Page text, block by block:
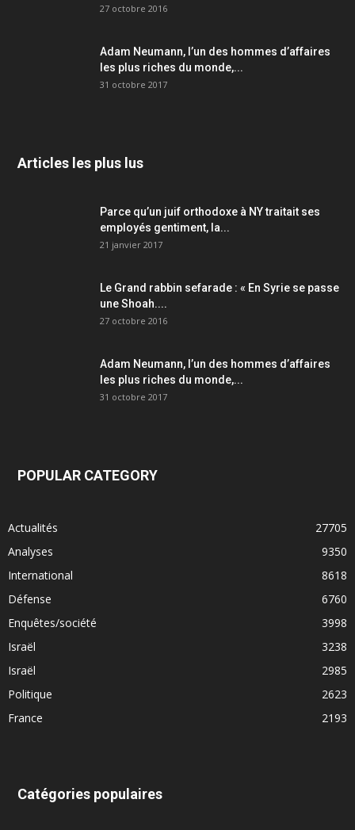
27 octobre 2016
Adam Neumann, l’un des hommes d’affaires
les plus riches du monde,...
31 octobre 2017
Articles les plus lus
Parce qu’un juif orthodoxe à NY traitait ses
employés gentiment, la...
21 janvier 2017
Le Grand rabbin sefarade : « En Syrie se passe
une Shoah....
27 octobre 2016
Adam Neumann, l’un des hommes d’affaires
les plus riches du monde,...
31 octobre 2017
POPULAR CATEGORY
Actualités
27705
Analyses
9350
International
8618
Défense
6760
Enquêtes/société
3998
Israël
3238
Israël
2985
Politique
2623
France
2193
Catégories populaires